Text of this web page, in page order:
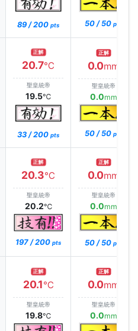
89 / 200 pts 50 / 50 pts
正解
20.7℃
聖皇統帝
19.5℃
33 / 200 pts
正解
0.0mm
聖皇統帝
0.0mm
50 / 50 pts
正解
20.3℃
聖皇統帝
20.2℃
197 / 200 pts
正解
0.0mm
聖皇統帝
0.0mm
50 / 50 pts
正解
20.1℃
聖皇統帝
19.8℃
正解
0.0mm
聖皇統帝
0.0mm